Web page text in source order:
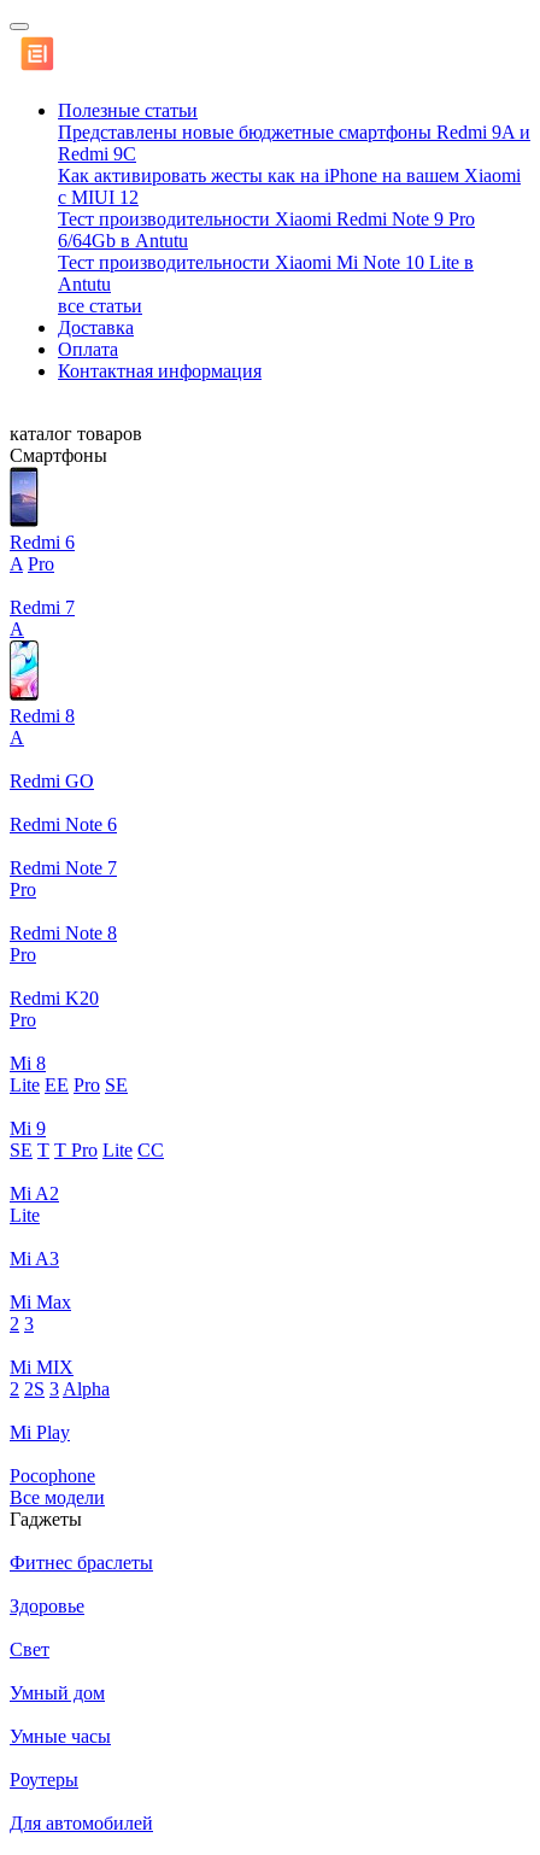
Полезные статьи
Представлены новые бюджетные смартфоны Redmi 9A и
Redmi 9C
Как активировать жесты как на iPhone на вашем Xiaomi
с MIUI 12
Тест производительности Xiaomi Redmi Note 9 Pro
6/64Gb в Antutu
Тест производительности Xiaomi Mi Note 10 Lite в
Antutu
все статьи
Доставка
Оплата
Контактная информация
каталог товаров
Смартфоны
Redmi 6
A Pro
Redmi 7
A
Redmi 8
A
Redmi GO
Redmi Note 6
Redmi Note 7
Pro
Redmi Note 8
Pro
Redmi K20
Pro
Mi 8
Lite EE Pro SE
Mi 9
SE T T Pro Lite CC
Mi A2
Lite
Mi A3
Mi Max
2 3
Mi MIX
2 2S 3 Alpha
Mi Play
Pocophone
Все модели
Гаджеты
Фитнес браслеты
Здоровье
Свет
Умный дом
Умные часы
Роутеры
Для автомобилей